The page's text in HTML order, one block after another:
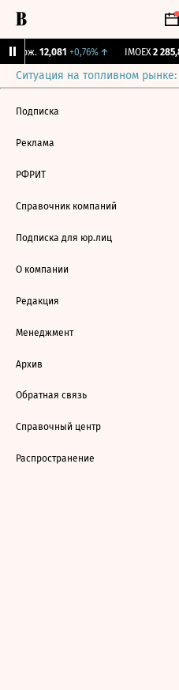
Бирж. 12,081 +0,76%↑ IMOEX 2
Ситуация на топливном
Подписка
Реклама
РФРИТ
Справочник компаний
Подписка для юр.лиц
О компании
Редакция
Менеджмент
Архив
Обратная связь
Справочный центр
Распространение